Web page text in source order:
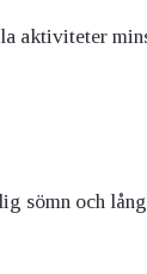
aktiviteter
sömn och